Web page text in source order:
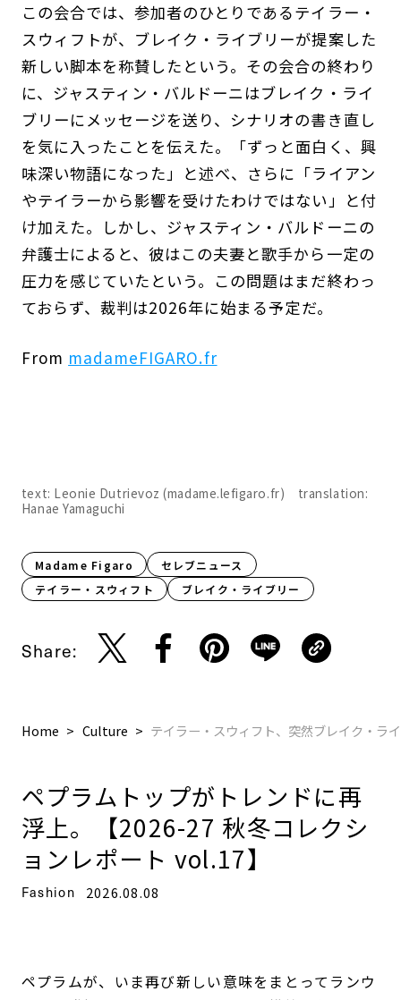
この会合では、参加者のひとりであるテイラー・
スウィフトが、ブレイク・ライブリーが提案した
新しい脚本を称賛したという。その会合の終わり
に、ジャスティン・バルドーニはブレイク・ライ
ブリーにメッセージを送り、シナリオの書き直し
を気に入ったことを伝えた。「ずっと面白く、興
味深い物語になった」と述べ、さらに「ライアン
やテイラーから影響を受けたわけではない」と付
け加えた。しかし、ジャスティン・バルドーニの
弁護士によると、彼はこの夫妻と歌手から一定の
圧力を感じていたという。この問題はまだ終わっ
ておらず、裁判は2026年に始まる予定だ。
From madameFIGARO.fr
text: Leonie Dutrievoz (madame.lefigaro.fr) translation:
Hanae Yamaguchi
Madame Figaro
セレブニュース
テイラー・スウィフト
ブレイク・ライブリー
Share:
Home Culture テイラー・スウィフト、突然ブレイク・ラ
ペプラムトップがトレンドに再
浮上。【2026-27 秋冬コレクシ
ョンレポート vol.17】
Fashion 2026.08.08
ペプラムが、いま再び新しい意味をまとってランウ